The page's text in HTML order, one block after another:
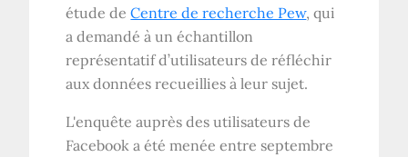
étude deCentre de recherche Pew, qui
a demandé à un échantillon
représentatif d’utilisateurs de réfléchir
aux données recueillies à leur sujet.
L'enquête auprès des utilisateurs de
Facebook a été menée entre septembre